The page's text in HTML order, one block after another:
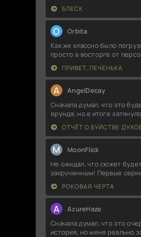
БЛЕСК
O Orbita
Как же классно было
просто в восторге от
ПРИВЕТ, ПЕЧЕНЬКА
A AngelDecay
Сначала думал, что это
ерунда, но в итоге
ОТЧЁТ О БУЙСТВЕ
M MoonFlick
Не ожидал, что сюжет
закрученным! Первые
РОКОВАЯ ЧЕРТА
A AzureHaze
Сначала думал, что это
история, но меня реально